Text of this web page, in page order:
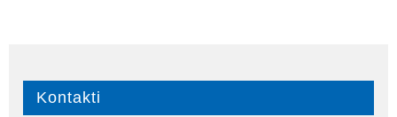
Kontakti